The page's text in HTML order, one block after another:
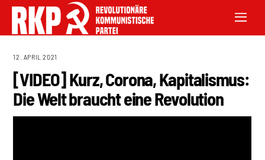
12. APRIL 2021
[VIDEO] Kurz, Corona, Kapitalismus:
Die Welt braucht eine Revolution